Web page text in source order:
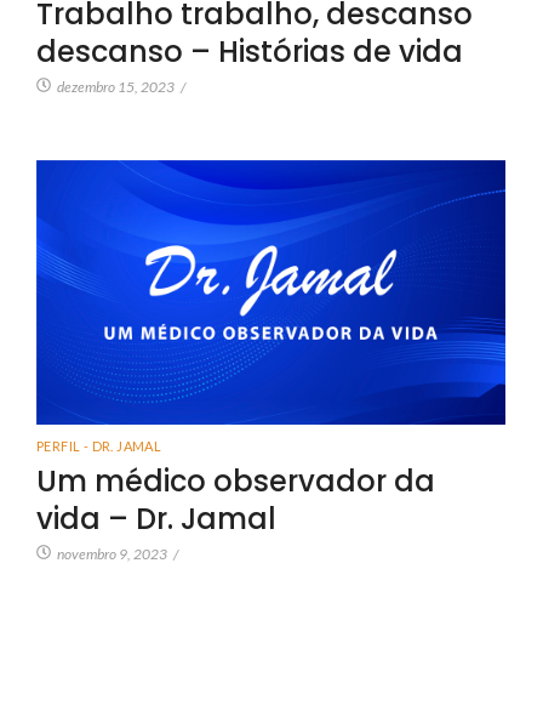
Trabalho trabalho, descanso
descanso – Histórias de vida
dezembro 15, 2023 /
PERFIL - DR. JAMAL
Um médico observador da
vida – Dr. Jamal
novembro 9, 2023 /